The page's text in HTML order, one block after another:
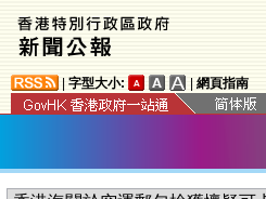
字型大小: 網頁指南